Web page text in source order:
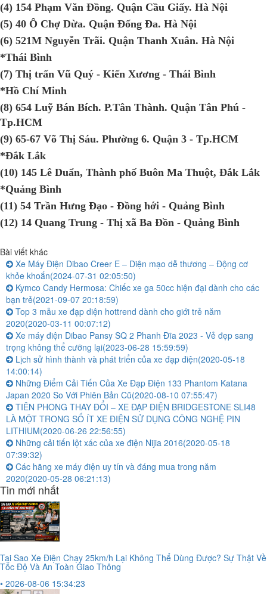
(4) 154 Phạm Văn Đồng. Quận Cầu Giấy. Hà Nội
(5) 40 Ô Chợ Dừa. Quận Đống Đa. Hà Nội
(6) 521M Nguyễn Trãi. Quận Thanh Xuân. Hà Nội
*Thái Bình
(7) Thị trấn Vũ Quý - Kiến Xương - Thái Bình
*Hồ Chí Minh
(8) 654 Luỹ Bán Bích. P.Tân Thành. Quận Tân Phú -
Tp.HCM
(9) 65-67 Võ Thị Sáu. Phường 6. Quận 3 - Tp.HCM
*Đắk Lắk
(10) 145 Lê Duẩn, Thành phố Buôn Ma Thuột, Đắk Lắk
*Quảng Bình
(11) 54 Trần Hưng Đạo - Đồng hới - Quảng Bình
(12) 14 Quang Trung - Thị xã Ba Đồn - Quảng Bình
Bài viết khác
Xe Máy Điện Dibao Creer E – Diện mạo dễ thương – Động cơ
khỏe khoắn(2024-07-31 02:05:50)
Kymco Candy Hermosa: Chiếc xe ga 50cc hiện đại dành cho các
bạn trẻ(2021-09-07 20:18:59)
Top 3 mẫu xe đạp diện hottrend dành cho giới trẻ năm
2020(2020-03-11 00:07:12)
Xe máy điện Dibao Pansy SQ 2 Phanh Đĩa 2023 - Vẻ đẹp sang
trọng không thể cưỡng lại(2023-06-28 15:59:59)
Lịch sử hình thành và phát triển của xe đạp điện(2020-05-18
14:00:14)
Những Điểm Cải Tiến Của Xe Đạp Điện 133 Phantom Katana
Japan 2020 So Với Phiên Bản Cũ(2020-08-10 07:55:47)
TIÊN PHONG THAY ĐỔI – XE ĐẠP ĐIỆN BRIDGESTONE SLI48
LÀ MỘT TRONG SỐ ÍT XE ĐIỆN SỬ DỤNG CÔNG NGHỆ PIN
LITHIUM(2020-06-26 22:56:55)
Những cải tiến lột xác của xe điện Nijia 2016(2020-05-18
07:39:32)
Các hãng xe máy điện uy tín và đáng mua trong năm
2020(2020-05-28 06:21:13)
Tin mới nhất
Tại Sao Xe Điện Chạy 25km/h Lại Không Thể Dùng Được? Sự Thật Về
Tốc Độ Và An Toàn Giao Thông
• 2026-08-06 15:34:23